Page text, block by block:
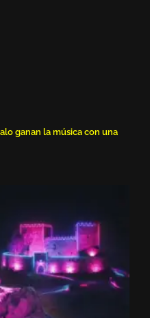
ganan la música con una